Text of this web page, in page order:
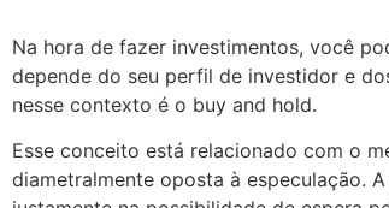
Na hora de fazer investimentos, você
depende do seu perfil de investidor e
nesse contexto é o buy and hold.
Esse conceito está relacionado com o
diametralmente oposta à especulação.